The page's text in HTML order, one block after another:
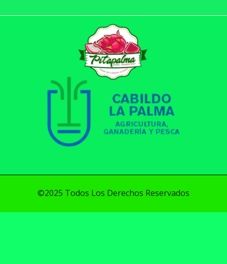
©2025 Todos Los Derechos Reservados